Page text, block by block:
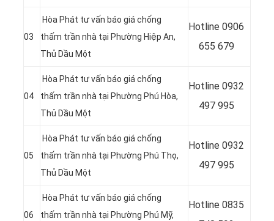
03
Hòa Phát tư vấn báo giá chống
thấm trần nhà tại Phường Hiệp An,
Thủ Dầu Một
Hotline 0906
655 679
04
Hòa Phát tư vấn báo giá chống
thấm trần nhà tại Phường Phú Hòa,
Thủ Dầu Một
Hotline 0932
497 995
05
Hòa Phát tư vấn báo giá chống
thấm trần nhà tại Phường Phú Thọ,
Thủ Dầu Một
Hotline 0932
497 995
06
Hòa Phát tư vấn báo giá chống
thấm trần nhà tại Phường Phú Mỹ,
Hotline 0835